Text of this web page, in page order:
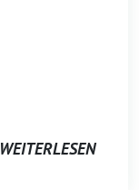
WEITERLESEN